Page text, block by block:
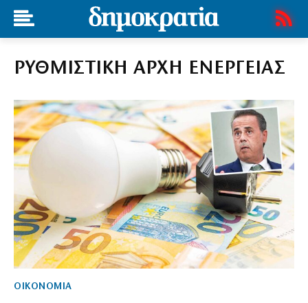
ΡΥΘΜΙΣΤΙΚΗ ΑΡΧΗ ΕΝΕΡΓΕΙΑΣ
ΟΙΚΟΝΟΜΙΑ